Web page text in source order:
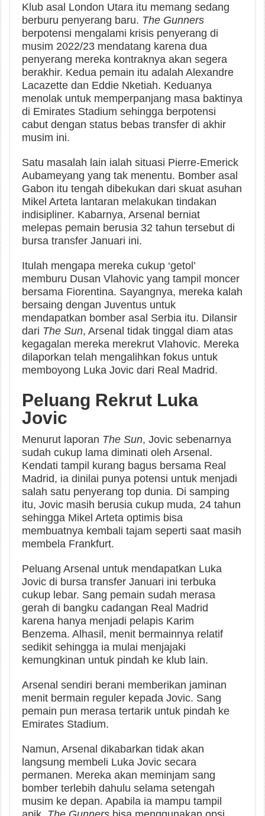
Klub asal London Utara itu memang sedang
berburu penyerang baru. The Gunners
berpotensi mengalami krisis penyerang di
musim 2022/23 mendatang karena dua
penyerang mereka kontraknya akan segera
berakhir. Kedua pemain itu adalah Alexandre
Lacazette dan Eddie Nketiah. Keduanya
menolak untuk memperpanjang masa baktinya
di Emirates Stadium sehingga berpotensi
cabut dengan status bebas transfer di akhir
musim ini.
Satu masalah lain ialah situasi Pierre-Emerick
Aubameyang yang tak menentu. Bomber asal
Gabon itu tengah dibekukan dari skuat asuhan
Mikel Arteta lantaran melakukan tindakan
indisipliner. Kabarnya, Arsenal berniat
melepas pemain berusia 32 tahun tersebut di
bursa transfer Januari ini.
Itulah mengapa mereka cukup ‘getol’
memburu Dusan Vlahovic yang tampil moncer
bersama Fiorentina. Sayangnya, mereka kalah
bersaing dengan Juventus untuk
mendapatkan bomber asal Serbia itu. Dilansir
dari The Sun, Arsenal tidak tinggal diam atas
kegagalan mereka merekrut Vlahovic. Mereka
dilaporkan telah mengalihkan fokus untuk
memboyong Luka Jovic dari Real Madrid.
Peluang Rekrut Luka
Jovic
Menurut laporan The Sun, Jovic sebenarnya
sudah cukup lama diminati oleh Arsenal.
Kendati tampil kurang bagus bersama Real
Madrid, ia dinilai punya potensi untuk menjadi
salah satu penyerang top dunia. Di samping
itu, Jovic masih berusia cukup muda, 24 tahun
sehingga Mikel Arteta optimis bisa
membuatnya kembali tajam seperti saat masih
membela Frankfurt.
Peluang Arsenal untuk mendapatkan Luka
Jovic di bursa transfer Januari ini terbuka
cukup lebar. Sang pemain sudah merasa
gerah di bangku cadangan Real Madrid
karena hanya menjadi pelapis Karim
Benzema. Alhasil, menit bermainnya relatif
sedikit sehingga ia mulai menjajaki
kemungkinan untuk pindah ke klub lain.
Arsenal sendiri berani memberikan jaminan
menit bermain reguler kepada Jovic. Sang
pemain pun merasa tertarik untuk pindah ke
Emirates Stadium.
Namun, Arsenal dikabarkan tidak akan
langsung membeli Luka Jovic secara
permanen. Mereka akan meminjam sang
bomber terlebih dahulu selama setengah
musim ke depan. Apabila ia mampu tampil